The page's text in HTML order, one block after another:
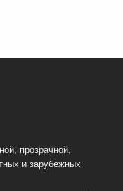
прозрачной,
и зарубежных